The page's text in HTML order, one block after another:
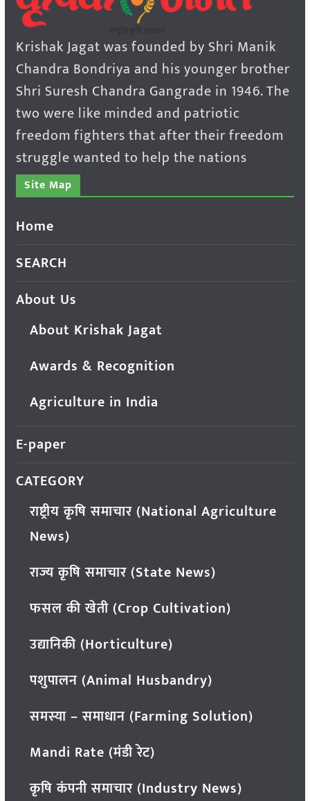
Krishak Jagat was founded by Shri Manik
Chandra Bondriya and his younger brother
Shri Suresh Chandra Gangrade in 1946. The
two were like minded and patriotic
freedom fighters that after their freedom
struggle wanted to help the nations
Site Map
Home
SEARCH
About Us
About Krishak Jagat
Awards & Recognition
Agriculture in India
E-paper
CATEGORY
राष्ट्रीय कृषि समाचार (National Agriculture
News)
राज्य कृषि समाचार (State News)
फसल की खेती (Crop Cultivation)
उद्यानिकी (Horticulture)
पशुपालन (Animal Husbandry)
समस्या – समाधान (Farming Solution)
Mandi Rate (मंडी रेट)
कृषि कंपनी समाचार (Industry News)